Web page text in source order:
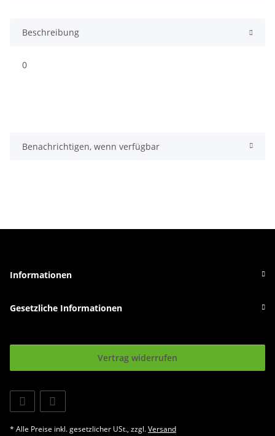
Beschreibung
0
Benachrichtigen, wenn verfügbar
Informationen
Gesetzliche Informationen
Vertrag widerrufen
* Alle Preise inkl. gesetzlicher USt., zzgl.Versand